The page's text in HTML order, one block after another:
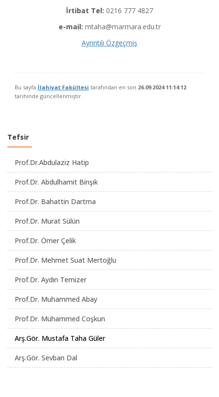
İrtibat Tel: 0216 777 4827
e-mail: mtaha@marmara.edu.tr
Ayrıntılı Özgeçmiş
Bu sayfa İlahiyat Fakültesi tarafından en son 26.09.2024 11:14:12
tarihinde güncellenmiştir.
Tefsir
Prof.Dr.Abdulaziz Hatip
Prof.Dr. Abdulhamit Birışık
Prof.Dr. Bahattin Dartma
Prof.Dr. Murat Sülün
Prof.Dr. Ömer Çelik
Prof.Dr. Mehmet Suat Mertoğlu
Prof.Dr. Aydın Temizer
Prof.Dr. Muhammed Abay
Prof.Dr. Muhammed Coşkun
Arş.Gör. Mustafa Taha Güler
Arş.Gör. Sevban Dal